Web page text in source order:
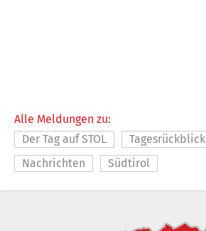
Alle Meldungen zu:
Der Tag auf STOL
Tagesrückblick
Nachrichten
Südtirol